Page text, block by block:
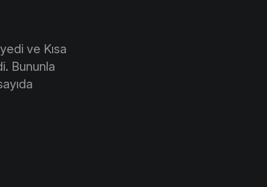
ve Kısa
Bununla